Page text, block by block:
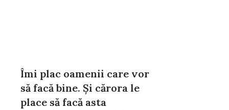
Îmi plac oamenii care vor
să facă bine. Și cărora le
place să facă asta